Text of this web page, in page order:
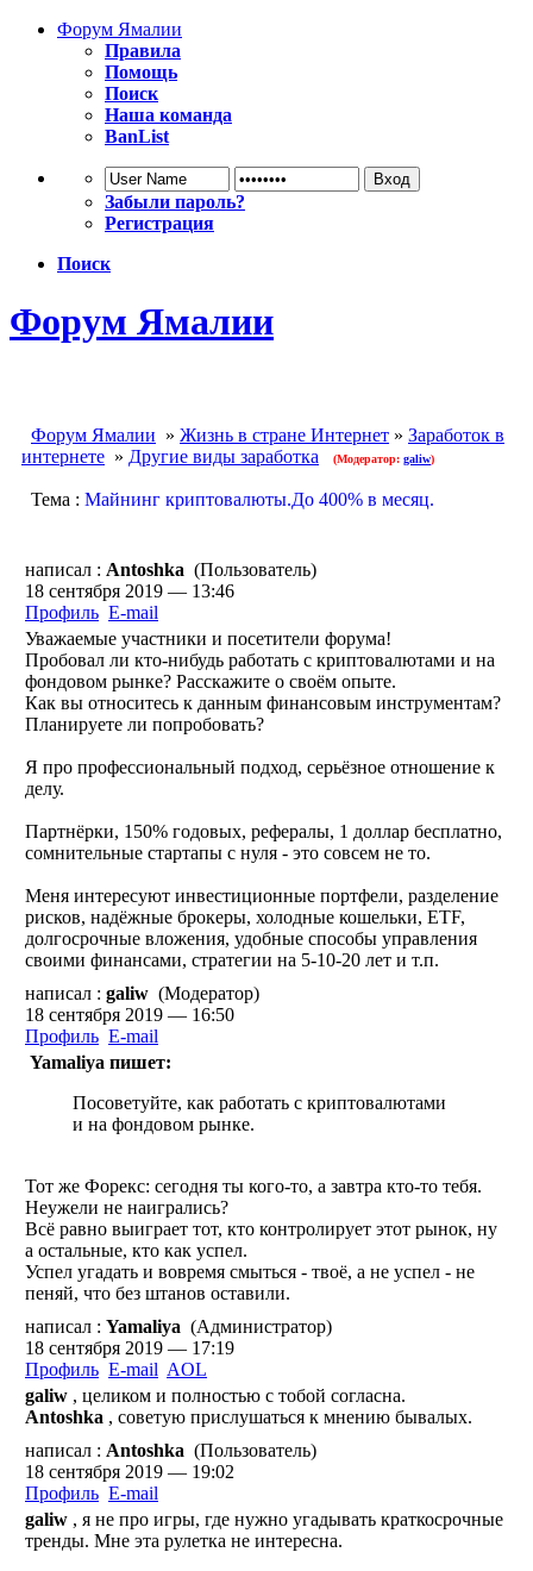
Форум Ямалии
Правила
Помощь
Поиск
Наша команда
BanList
Забыли пароль?
Регистрация
Поиск
Форум Ямалии
Форум Ямалии » Жизнь в стране Интернет » Заработок в
интернете » Другие виды заработка (Модератор: galiw)
Тема : Майнинг криптовалюты.До 400% в месяц.
написал : Antoshka (Пользователь)
18 сентября 2019 — 13:46
Профиль E-mail
Уважаемые участники и посетители форума!
Пробовал ли кто-нибудь работать с криптовалютами и на
фондовом рынке? Расскажите о своём опыте.
Как вы относитесь к данным финансовым инструментам?
Планируете ли попробовать?
Я про профессиональный подход, серьёзное отношение к
делу.
Партнёрки, 150% годовых, рефералы, 1 доллар бесплатно,
сомнительные стартапы с нуля - это совсем не то.
Меня интересуют инвестиционные портфели, разделение
рисков, надёжные брокеры, холодные кошельки, ETF,
долгосрочные вложения, удобные способы управления
своими финансами, стратегии на 5-10-20 лет и т.п.
написал : galiw (Модератор)
18 сентября 2019 — 16:50
Профиль E-mail
Yamaliya пишет:
Посоветуйте, как работать с криптовалютами
и на фондовом рынке.
Тот же Форекс: сегодня ты кого-то, а завтра кто-то тебя.
Неужели не наигрались?
Всё равно выиграет тот, кто контролирует этот рынок, ну
а остальные, кто как успел.
Успел угадать и вовремя смыться - твоё, а не успел - не
пеняй, что без штанов оставили.
написал : Yamaliya (Администратор)
18 сентября 2019 — 17:19
Профиль E-mail AOL
galiw , целиком и полностью с тобой согласна.
Antoshka , советую прислушаться к мнению бывалых.
написал : Antoshka (Пользователь)
18 сентября 2019 — 19:02
Профиль E-mail
galiw , я не про игры, где нужно угадывать краткосрочные
тренды. Мне эта рулетка не интересна.